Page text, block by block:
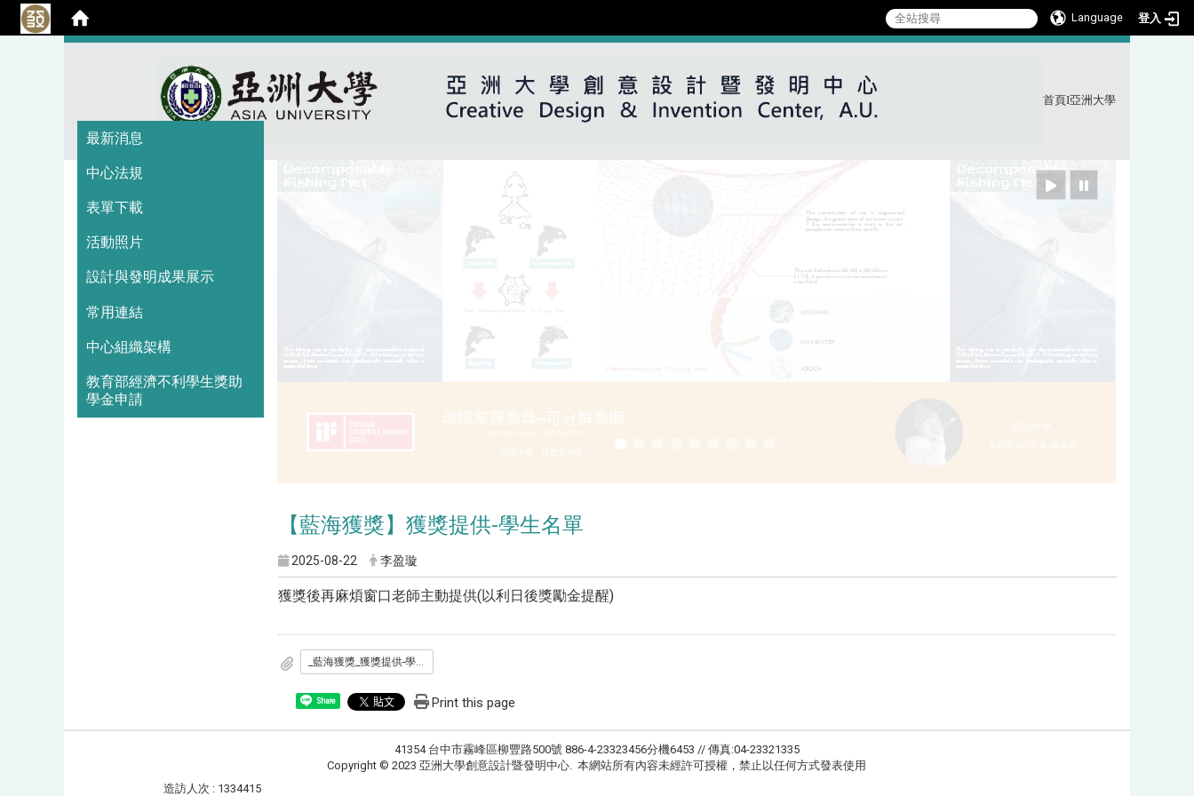
Language 登入
首頁I亞洲大學
最新消息
中心法規
表單下載
活動照片
設計與發明成果展示
常用連結
中心組織架構
教育部經濟不利學生獎助
學金申請
【藍海獲獎】獲獎提供-學生名單
2025-08-22 李盈璇
獲獎後再麻煩窗口老師主動提供(以利日後獎勵金提醒)
_藍海獲獎_獲獎提供-學生名單.xlsx
Share Print this page
41354 台中市霧峰區柳豐路500號 886-4-23323456分機6453 // 傳真:04-23321335
Copyright © 2023 亞洲大學創意設計暨發明中心. 本網站所有內容未經許可授權，禁止以任何方式發表使用
造訪人次 : 1334415